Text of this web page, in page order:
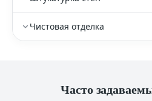
Чистовая отделка
Часто